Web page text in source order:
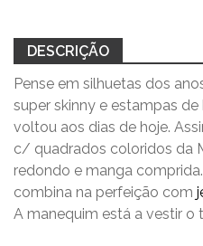
DESCRIÇÃO
Pense em silhuetas dos
super skinny e estampas
voltou aos dias de hoje.
c/ quadrados coloridos da
redondo e manga
combina na perfeição com
A manequim está a vestir o